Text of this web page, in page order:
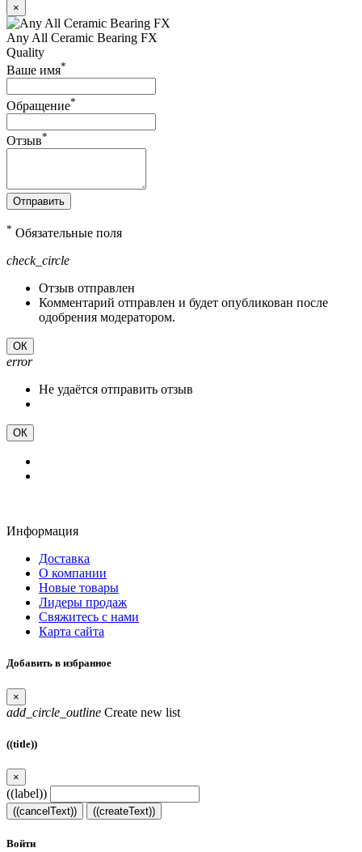
×
Any All Ceramic Bearing FX
Quality
Ваше имя*
Обращение*
Отзыв*
Отправить
* Обязательные поля
check_circle
Отзыв отправлен
Комментарий отправлен и будет опубликован после
одобрения модератором.
ОК
error
Не удаётся отправить отзыв
ОК
Информация
Доставка
О компании
Новые товары
Лидеры продаж
Свяжитесь с нами
Карта сайта
Добавить в избранное
×
add_circle_outline Create new list
((title))
×
((label))
((cancelText)) ((createText))
Войти